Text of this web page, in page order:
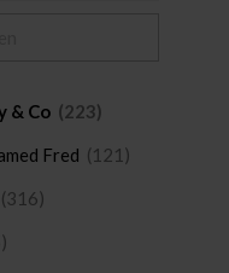
& Co (223)
Fred (121)
(316)